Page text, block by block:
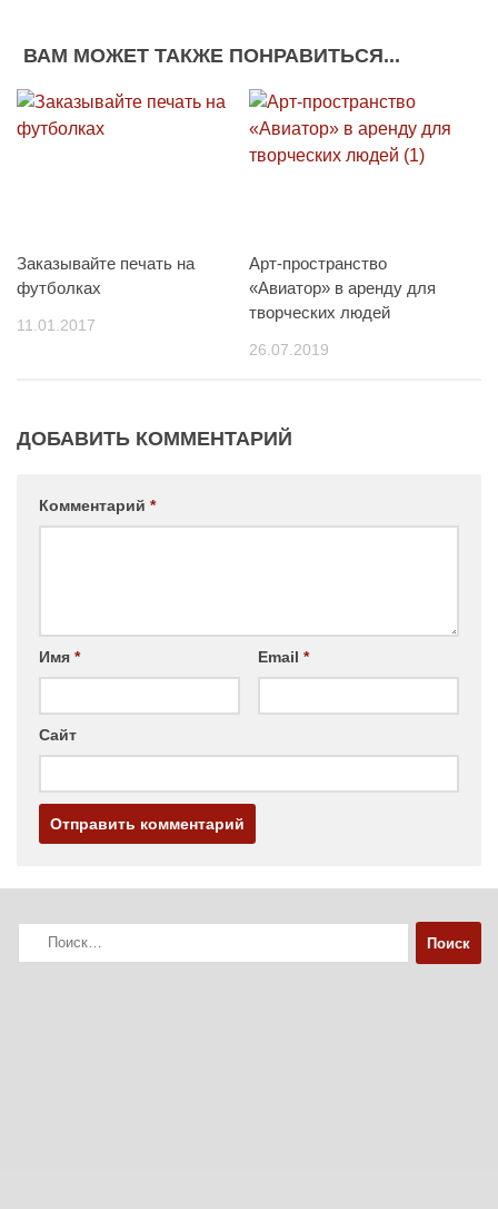
ВАМ МОЖЕТ ТАКЖЕ ПОНРАВИТЬСЯ...
Заказывайте печать на
футболках
11.01.2017
Арт-пространство
«Авиатор» в аренду для
творческих людей
26.07.2019
ДОБАВИТЬ КОММЕНТАРИЙ
Комментарий *
Имя * Email *
Сайт
Найти: